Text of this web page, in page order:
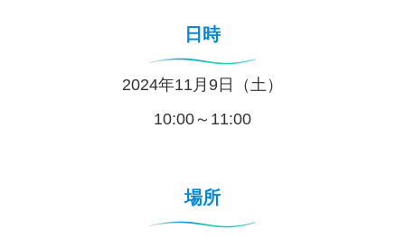
日時
2024年11月9日（土）
10:00～11:00
場所